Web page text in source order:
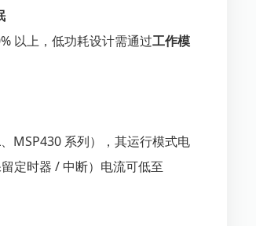
以上，低功耗设计需通过工作模
MSP430 系列），其运行模式电
定时器 / 中断）电流可低至